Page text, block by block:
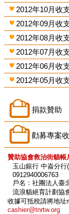
2012年10月收
2012年09月收
2012年08月收
2012年07月收
2012年06月收
2012年05月收
捐款贊助
勸募專案
贊助協會救治街貓帳
玉山銀行 中崙分行
0912940006763
戶名：社團法人臺
流浪貓絕育計劃協
收據可抵稅請將地址
cashier@tnrtw.org